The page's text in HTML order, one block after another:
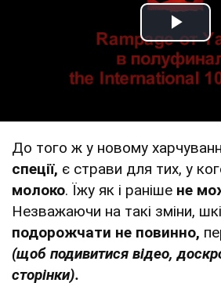
До того ж у новому
спеції, є страви для тих, у
молоко. Їжу як і раніше не
Незважаючи на такі зміни,
подорожчати не повинно,
(щоб подивитися відео,
сторінки).